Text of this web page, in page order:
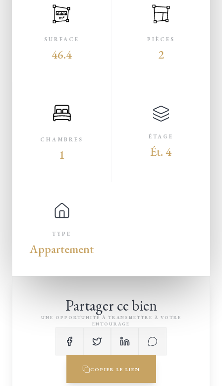
m²
SURFACE
46.4
PIÈCES
2
CHAMBRES
1
ÉTAGE
Ét. 4
TYPE
Appartement
Partager ce bien
UNE OPPORTUNITÉ À TRANSMETTRE À VOTRE
ENTOURAGE
COPIER LE LIEN